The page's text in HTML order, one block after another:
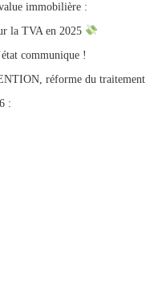
immobilière :
la TVA en 2025
communique !
réforme du traitement
: